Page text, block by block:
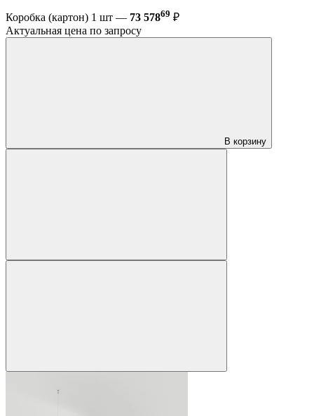
Коробка (картон) 1 шт — 73 57869 ₽
Актуальная цена по запросу
В корзину